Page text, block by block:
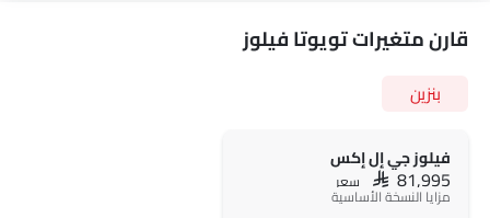
قارن متغيرات تويوتا فيلوز
بنزين
فيلوز جي إل إكس
SAR 81,995 سعر
مزايا النسخة الأساسية